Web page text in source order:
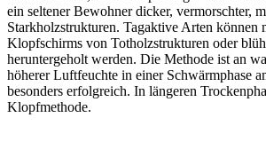
ein seltener Bewohner dicker, vermorschter,
Starkholzstrukturen. Tagaktive Arten können
Klopfschirms von Totholzstrukturen oder
heruntergeholt werden. Die Methode ist an
höherer Luftfeuchte in einer Schwärmphase
besonders erfolgreich. In längeren
Klopfmethode.